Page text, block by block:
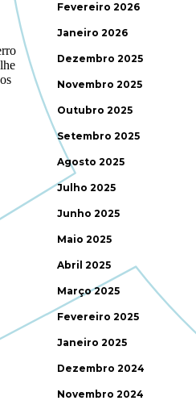
Fevereiro 2026
Janeiro 2026
Dezembro 2025
Novembro 2025
Outubro 2025
Setembro 2025
Agosto 2025
Julho 2025
Junho 2025
Maio 2025
Abril 2025
Março 2025
Fevereiro 2025
Janeiro 2025
Dezembro 2024
Novembro 2024